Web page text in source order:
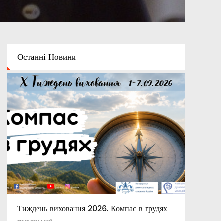
ОстанніНовини
Тиждень виховання 2026. Компас в грудях
Духовно-моральні цінності в системі
Католицькі заклади освіти України XVII –